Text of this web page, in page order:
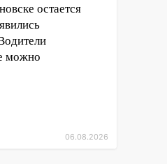
остается
можно
06.08.2026